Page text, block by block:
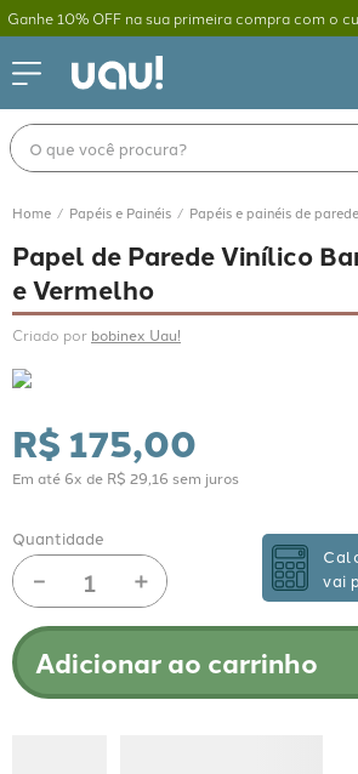
Ganhe 10% OFF na sua primeira compra com o
O que você procura?
Papéis e Painéis Papéis e painéis de parede
Papel de Parede Vinílico
e Vermelho
Criado por bobinex Uau!
R$ 175,00
Em até 6x de R$ 29 16 sem juros
Quantidade
＋
－
vai
Adicionar ao carrinho